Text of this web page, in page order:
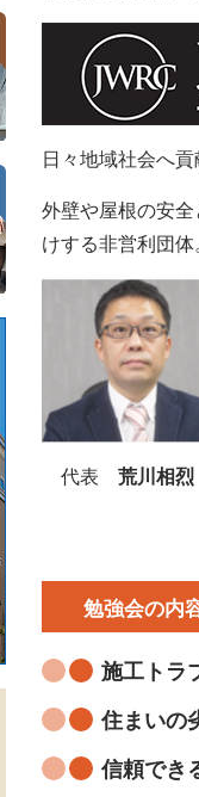
日々地域社会へ
外壁や屋根の安
けする非営利団体
代表 荒川相烈
勉強会の内
施工トラ
住まいの
信頼でき